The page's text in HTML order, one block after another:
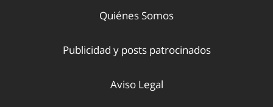
Quiénes Somos
Publicidad y posts patrocinados
Aviso Legal